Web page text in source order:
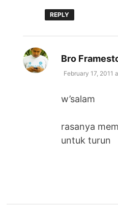
REPLY
Bro
February 17, 2011
w’salam
rasanya
untuk turun